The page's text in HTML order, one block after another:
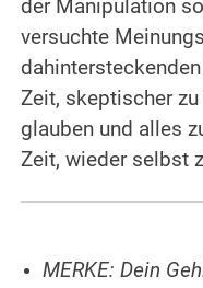
der Manipulation
versuchte
Zeit, skeptischer
glauben und alles
Zeit, wieder selbst
MERKE: Dein